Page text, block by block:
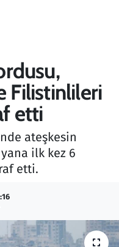
Filistinlileri
etti
ateşkesin
ilk kez 6
etti.